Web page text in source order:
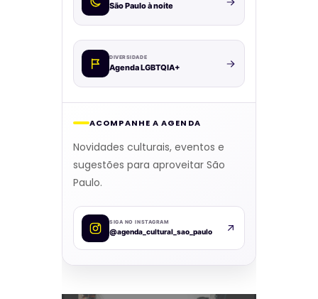
São Paulo à noite
DIVERSIDADE
Agenda LGBTQIA+
ACOMPANHE A AGENDA
Novidades culturais, eventos e
sugestões para aproveitar São
Paulo.
SIGA NO INSTAGRAM
@agenda_cultural_sao_paulo